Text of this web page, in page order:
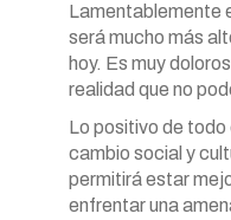
Lamentablemente
será mucho más
hoy. Es muy
realidad que no
Lo positivo de todo
cambio social y
permitirá estar
enfrentar una